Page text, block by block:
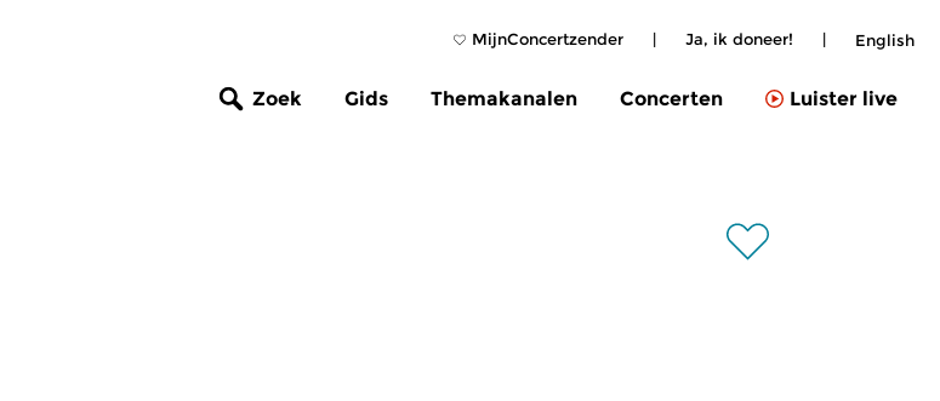
MijnConcertzender | Ja, ik doneer! | English
Zoek Gids Themakanalen Concerten Luister live